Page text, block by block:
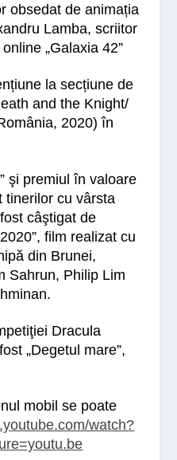
obsedat de animația
Lamba, scriitor
„Galaxia 42”
la secțiune de
and the Knight/
2020) în
” şi premiul în valoare
tinerilor cu vârsta
câştigat de
”, film realizat cu
din Brunei,
Sahrun, Philip Lim
Dracula
„Degetul mare”,
mobil se poate
watch?